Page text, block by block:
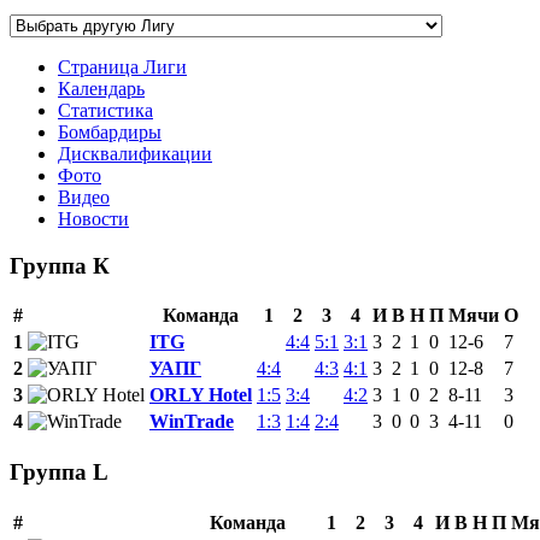
Страница Лиги
Календарь
Статистика
Бомбардиры
Дисквалификации
Фото
Видео
Новости
Группа К
# Команда 1 2 3 4 И В Н П Мячи О
1
ITG 4:4 5:1 3:1 3 2 1 0 12-6
7
2
УАПГ 4:4 4:3 4:1 3 2 1 0 12-8
7
3
ORLY Ноtel 1:5 3:4 4:2 3 1 0 2 8-11
3
4
WinTrade 1:3 1:4 2:4 3 0 0 3 4-11 0
Группа L
# Команда 1 2 3 4 И В Н П